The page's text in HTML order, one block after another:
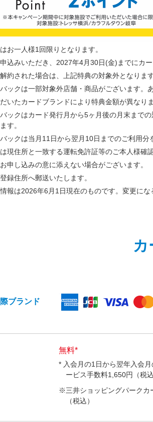
お一人様1回限りとなります。
込みいただき、2027年4月30日(金)までにカー
約された場合は、上記特典の対象外となります
ックは一部対象外店舗・商品がございます。
いたカードブランドにより特典金額が異なりま
ックはカード発行月から5ヶ月後の月末まで
す。
ックは当月11日から翌月10日までのご利用分
現住所と一致する運転免許証等のご本人様確
申し込みの意に添えない場合がございます。
録住所へ郵送いたします。
報は2026年6月1日現在のものです。変更にな
カ
ブランド
無料*
* 入会月の1日から翌年入会
ービス手数料1,650円（税
※三井ショッピングパークカ
（税込）